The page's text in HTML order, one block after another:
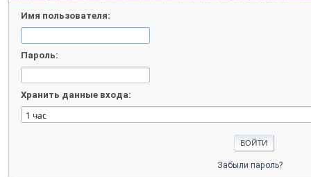
Имя пользователя:
Пароль:
Хранить данные входа:
Забыли пароль?